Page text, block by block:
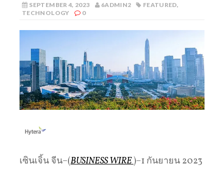
SEPTEMBER 4, 2023 6ADMIN2 FEATURED,
TECHNOLOGY
0
เซินเจิ้น จีน–(BUSINESS WIRE)–1 กันยายน 2023